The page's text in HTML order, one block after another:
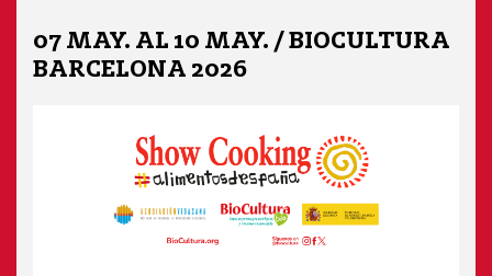
07 MAY. AL 10 MAY. / BIOCULTURA
BARCELONA 2026